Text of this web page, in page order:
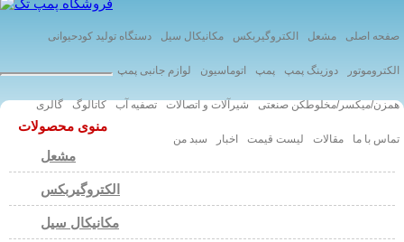
صفحه اصلی مشعل الکتروگیربکس مکانیکال سیل دستگاه تولید کودحیوانی
الکتروموتور دوزینگ پمپ پمپ اتوماسیون لوازم جانبی پمپ
همزن/میکسر/مخلوطکن صنعتی شیرآلات و اتصالات تصفیه آب کاتالوگ گالری
تماس با ما مقالات لیست قیمت اخبار سبد من
منوی محصولات
مشعل
الکتروگیربکس
مکانیکال سیل